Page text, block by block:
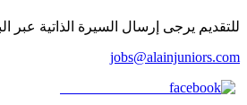
للتقديم يرجى إرسال السيرة الذاتية عبر
jobs@alainjuniors.com